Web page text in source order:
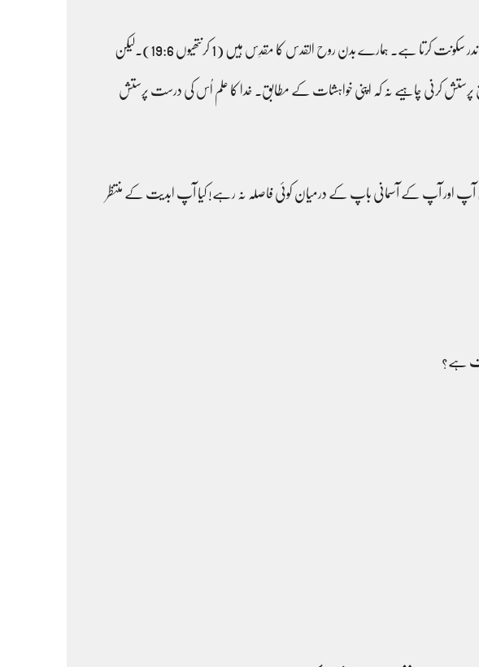
نئے عہدنامے میں اِیمان دار کسی بھی قوم سے ہو سکتے ہیں اور خدا کی پرستش کہیں بھی کر سکتے ہیں کیونکہ خدا کا روح اُن کے اندر سکونت کرتا ہے۔ ہمارے بدن روح القدس کا مقدِس ہیں (1 کرنتھیوں 19:6)۔لیکن
کرنی چاہیے نہ کہ اپنی خواہشات کے مطابق۔ خدا کا علم اُس کی درست پرستش
آپ اور آپ کے آسمانی باپ کے درمیان کوئی فاصلہ نہ رہے! کیا آپ ابدیت کے منتظر